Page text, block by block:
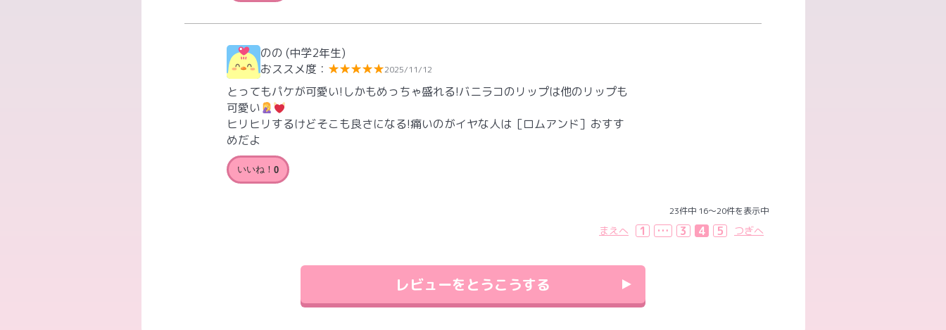
のの (中学2年生)
おススメ度： ★★★★★2025/11/12
とってもパケが可愛い!しかもめっちゃ盛れる!バニラコのリップは他のリップも
可愛い
ヒリヒリするけどそこも良さになる!痛いのがイヤな人は［ロムアンド］おすす
めだよ
いいね！ 0
23件中 16〜20件を表示中
まえへ 1 … 3 4 5 つぎへ
レビューをとうこうする